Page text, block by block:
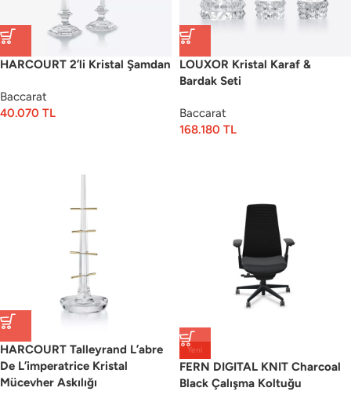
HARCOURT 2’li Kristal Şamdan
Baccarat
40.070 TL
LOUXOR Kristal Karaf &
Bardak Seti
Baccarat
168.180 TL
HARCOURT Talleyrand L’abre
De L’imperatrice Kristal
Mücevher Askılığı
Yeni
FERN DIGITAL KNIT Charcoal
Black Çalışma Koltuğu